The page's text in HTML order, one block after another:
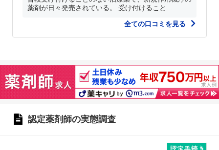
薬剤が日々発売されている。 受け付けること...
全ての口コミを見る
認定薬剤師の実態調査